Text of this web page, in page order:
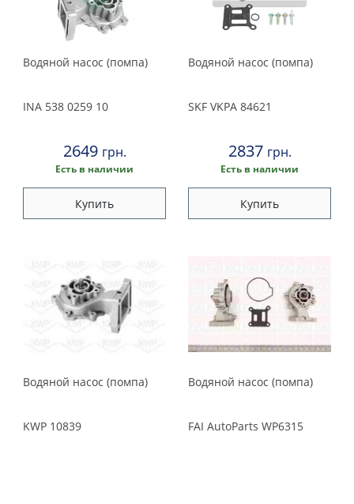
Водяной насос (помпа)
INA 538 0259 10
2649 грн.
Есть в наличии
Купить
Водяной насос (помпа)
SKF VKPA 84621
2837 грн.
Есть в наличии
Купить
Водяной насос (помпа)
KWP 10839
Водяной насос (помпа)
FAI AutoParts WP6315